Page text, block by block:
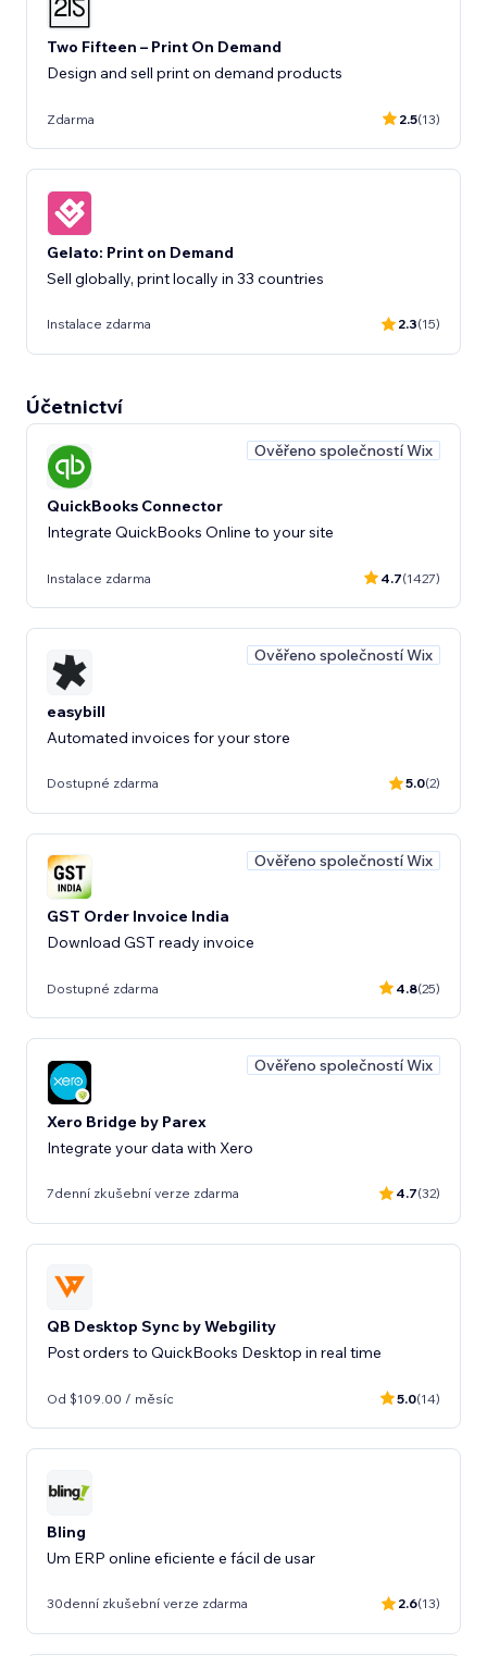
Two Fifteen – Print On Demand
Design and sell print on demand products
Zdarma 2.5(13)
Gelato: Print on Demand
Sell globally, print locally in 33 countries
Instalace zdarma 2.3(15)
Účetnictví
Ověřeno společností Wix
QuickBooks Connector
Integrate QuickBooks Online to your site
Instalace zdarma 4.7(1427)
Ověřeno společností Wix
easybill
Automated invoices for your store
Dostupné zdarma 5.0(2)
Ověřeno společností Wix
GST Order Invoice India
Download GST ready invoice
Dostupné zdarma 4.8(25)
Ověřeno společností Wix
Xero Bridge by Parex
Integrate your data with Xero
7denní zkušební verze zdarma 4.7(32)
QB Desktop Sync by Webgility
Post orders to QuickBooks Desktop in real time
Od $109.00 / měsíc 5.0(14)
Bling
Um ERP online eficiente e fácil de usar
30denní zkušební verze zdarma 2.6(13)